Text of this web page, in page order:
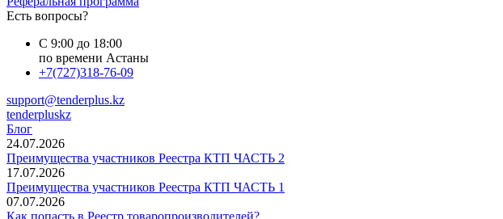
Есть вопросы?
С 9:00 до 18:00
по времени Астаны
+7(727)318-76-09
support@tenderplus.kz
tenderpluskz
Блог
24.07.2026
Преимущества участников Реестра КТП ЧАСТЬ 2
17.07.2026
Преимущества участников Реестра КТП ЧАСТЬ 1
07.07.2026
Как попасть в Реестр товаропроизводителей?